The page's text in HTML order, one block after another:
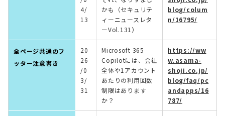
4/
13
かも（セキュリテ
ィーニュースレタ
ーVol.131）
blog/colum
n/16795/
全ページ共通のフ
ッター注意書き
20
26
/0
3/
31
Microsoft 365
Copilotには、会社
全体や1アカウント
あたりの利用回数
制限はあります
か？
https://ww
w.asama-
shoji.co.jp/
blog/faq/pc
andapps/16
787/